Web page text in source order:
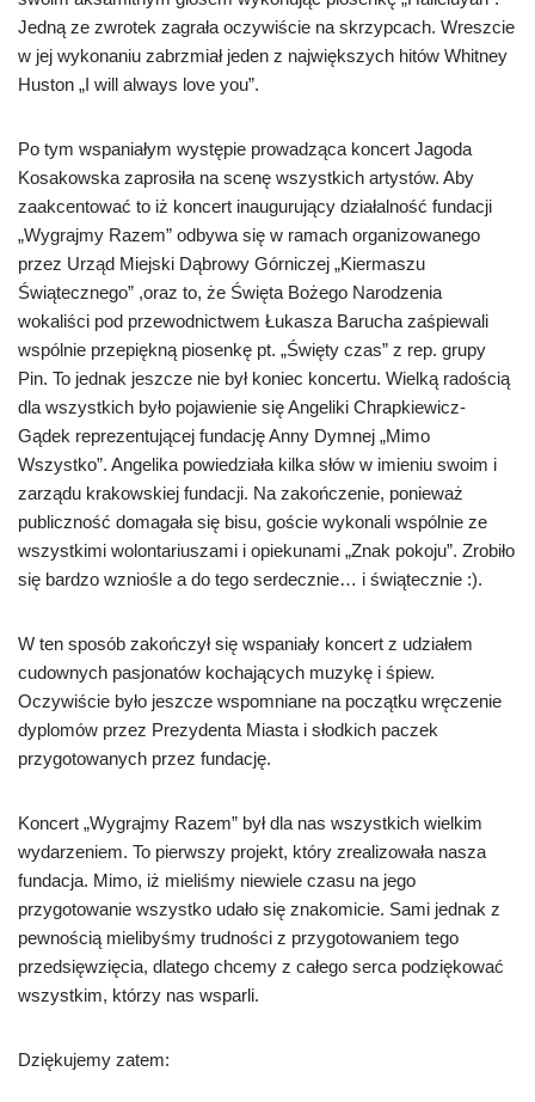
Jedną ze zwrotek zagrała oczywiście na skrzypcach. Wreszcie
w jej wykonaniu zabrzmiał jeden z największych hitów Whitney
Huston „I will always love you”.
Po tym wspaniałym występie prowadząca koncert Jagoda
Kosakowska zaprosiła na scenę wszystkich artystów. Aby
zaakcentować to iż koncert inaugurujący działalność fundacji
„Wygrajmy Razem” odbywa się w ramach organizowanego
przez Urząd Miejski Dąbrowy Górniczej „Kiermaszu
Świątecznego” ,oraz to, że Święta Bożego Narodzenia
wokaliści pod przewodnictwem Łukasza Barucha zaśpiewali
wspólnie przepiękną piosenkę pt. „Święty czas” z rep. grupy
Pin. To jednak jeszcze nie był koniec koncertu. Wielką radością
dla wszystkich było pojawienie się Angeliki Chrapkiewicz-
Gądek reprezentującej fundację Anny Dymnej „Mimo
Wszystko”. Angelika powiedziała kilka słów w imieniu swoim i
zarządu krakowskiej fundacji. Na zakończenie, ponieważ
publiczność domagała się bisu, goście wykonali wspólnie ze
wszystkimi wolontariuszami i opiekunami „Znak pokoju”. Zrobiło
się bardzo wzniośle a do tego serdecznie… i świątecznie :).
W ten sposób zakończył się wspaniały koncert z udziałem
cudownych pasjonatów kochających muzykę i śpiew.
Oczywiście było jeszcze wspomniane na początku wręczenie
dyplomów przez Prezydenta Miasta i słodkich paczek
przygotowanych przez fundację.
Koncert „Wygrajmy Razem” był dla nas wszystkich wielkim
wydarzeniem. To pierwszy projekt, który zrealizowała nasza
fundacja. Mimo, iż mieliśmy niewiele czasu na jego
przygotowanie wszystko udało się znakomicie. Sami jednak z
pewnością mielibyśmy trudności z przygotowaniem tego
przedsięwzięcia, dlatego chcemy z całego serca podziękować
wszystkim, którzy nas wsparli.
Dziękujemy zatem: